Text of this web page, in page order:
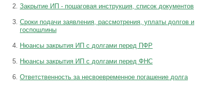
Закрытие ИП - пошаговая инструкция, список документов
Сроки подачи заявления, рассмотрения, уплаты долгов и
госпошлины
Нюансы закрытия ИП с долгами перед ПФР
Нюансы закрытия ИП с долгами перед ФНС
Ответственность за несвоевременное погашение долга